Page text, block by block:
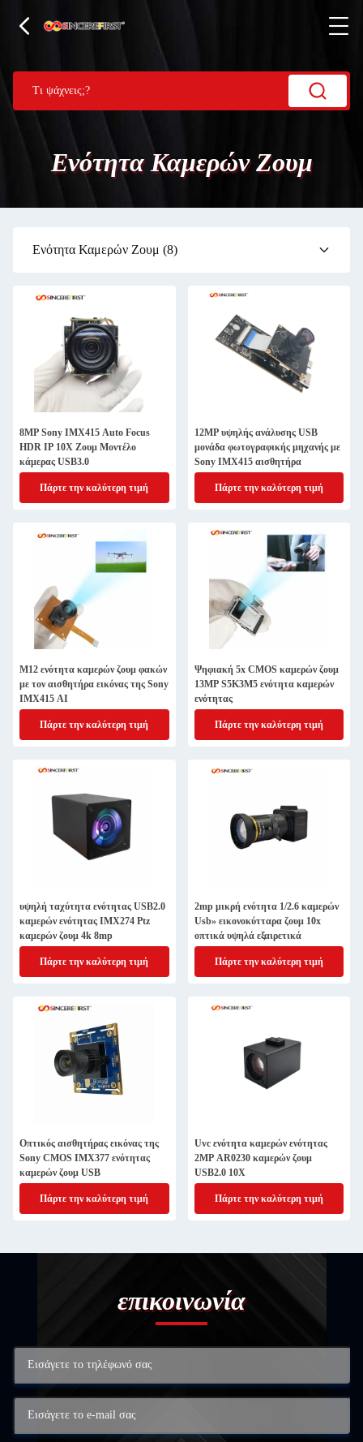
Ενότητα Καμερών Ζουμ
Ενότητα Καμερών Ζουμ (8)
8MP Sony IMX415 Auto Focus
HDR IP 10X Ζουμ Μοντέλο
κάμερας USB3.0
Πάρτε την καλύτερη τιμή
12MP υψηλής ανάλυσης USB
μονάδα φωτογραφικής μηχανής με
Sony IMX415 αισθητήρα
Πάρτε την καλύτερη τιμή
M12 ενότητα καμερών ζουμ φακών
με τον αισθητήρα εικόνας της Sony
IMX415 AI
Πάρτε την καλύτερη τιμή
Ψηφιακή 5x CMOS καμερών ζουμ
13MP S5K3M5 ενότητα καμερών
ενότητας
Πάρτε την καλύτερη τιμή
υψηλή ταχύτητα ενότητας USB2.0
καμερών ενότητας IMX274 Ptz
καμερών ζουμ 4k 8mp
Πάρτε την καλύτερη τιμή
2mp μικρή ενότητα 1/2.6 καμερών
Usb» εικονοκύτταρα ζουμ 10x
οπτικά υψηλά εξαιρετικά
Πάρτε την καλύτερη τιμή
Οπτικός αισθητήρας εικόνας της
Sony CMOS IMX377 ενότητας
καμερών ζουμ USB
Πάρτε την καλύτερη τιμή
Uvc ενότητα καμερών ενότητας
2MP AR0230 καμερών ζουμ
USB2.0 10X
Πάρτε την καλύτερη τιμή
επικοινωνία